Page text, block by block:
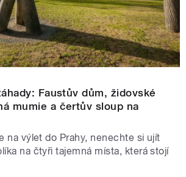
Faustův dům, židovské
mumie a čertův sloup na
na výlet do Prahy, nenechte si ujít
na čtyři tajemná místa, která stojí